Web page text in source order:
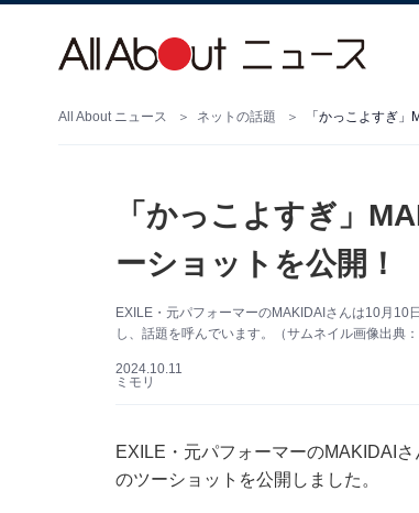
All About ニュース ネットの話題 「かっこよすぎ
「かっこよすぎ」
ーショットを公開！
EXILE・元パフォーマーのMAKIDAIさんは10月10
し、話題を呼んでいます。（サムネイル画像出典
2024.10.11
ミモリ
EXILE・元パフォーマーのMAKIDAI
のツーショットを公開しました。